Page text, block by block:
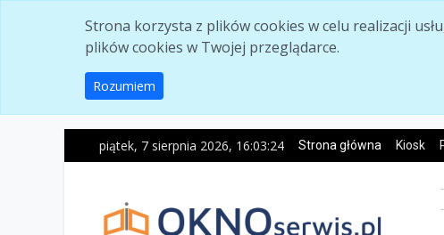
Strona korzysta z plików cookies w celu realizacji
plików cookies w Twojej przeglądarce.
Rozumiem
piątek, 7 sierpnia 2026, 16:03:25 Strona główna Kiosk